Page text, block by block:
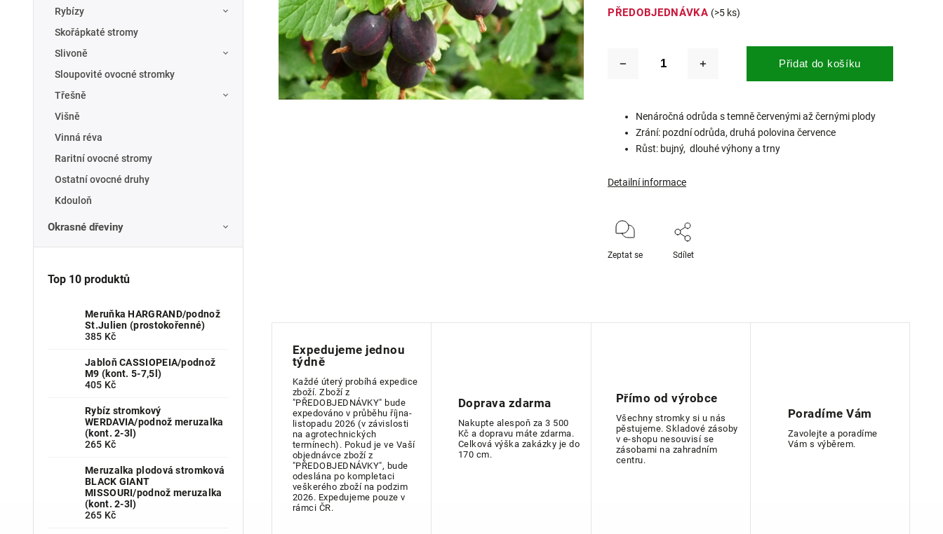
Rybízy
Skořápkaté stromy
Slivoně
Sloupovité ovocné stromky
Třešně
Višně
Vinná réva
Raritní ovocné stromy
Ostatní ovocné druhy
Kdouloň
Okrasné dřeviny
Top 10 produktů
Meruňka HARGRAND/podnož
St.Julien (prostokořenné)
385 Kč
Jabloň CASSIOPEIA/podnož
M9 (kont. 5-7,5l)
405 Kč
Rybíz stromkový
WERDAVIA/podnož meruzalka
(kont. 2-3l)
265 Kč
Meruzalka plodová stromková
BLACK GIANT
MISSOURI/podnož meruzalka
(kont. 2-3l)
265 Kč
PŘEDOBJEDNÁVKA (>5 ks)
Přidat do košíku
Nenáročná odrůda s temně červenými až černými plody
Zrání: pozdní odrůda, druhá polovina července
Růst: bujný, dlouhé výhony a trny
Detailní informace
Zeptat se Sdílet
Expedujeme jednou
týdně
Každé úterý probíhá expedice
zboží. Zboží z
"PŘEDOBJEDNÁVKY" bude
expedováno v průběhu října-
listopadu 2026 (v závislosti
na agrotechnických
termínech). Pokud je ve Vaší
objednávce zboží z
"PŘEDOBJEDNÁVKY", bude
odeslána po kompletaci
veškerého zboží na podzim
2026. Expedujeme pouze v
rámci ČR.
Doprava zdarma
Nakupte alespoň za 3 500
Kč a dopravu máte zdarma.
Celková výška zakázky je do
170 cm.
Přímo od výrobce
Všechny stromky si u nás
pěstujeme. Skladové zásoby
v e-shopu nesouvisí se
zásobami na zahradním
centru.
Poradíme Vám
Zavolejte a poradíme
Vám s výběrem.